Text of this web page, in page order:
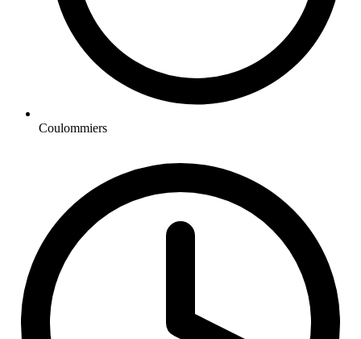
Coulommiers